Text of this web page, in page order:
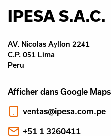
IPESA S.A.C.
AV. Nicolas Ayllon 2241
C.P. 051 Lima
Peru
Afficher dans Google Maps
ventas@ipesa.com.pe
+51 1 3260411